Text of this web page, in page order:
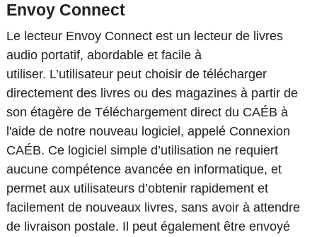
Envoy Connect
Le lecteur Envoy Connect est un lecteur de livres
audio portatif, abordable et facile à
utiliser. L’utilisateur peut choisir de télécharger
directement des livres ou des magazines à partir de
son étagère de Téléchargement direct du CAÉB à
l'aide de notre nouveau logiciel, appelé Connexion
CAÉB. Ce logiciel simple d’utilisation ne requiert
aucune compétence avancée en informatique, et
permet aux utilisateurs d’obtenir rapidement et
facilement de nouveaux livres, sans avoir à attendre
de livraison postale. Il peut également être envoyé